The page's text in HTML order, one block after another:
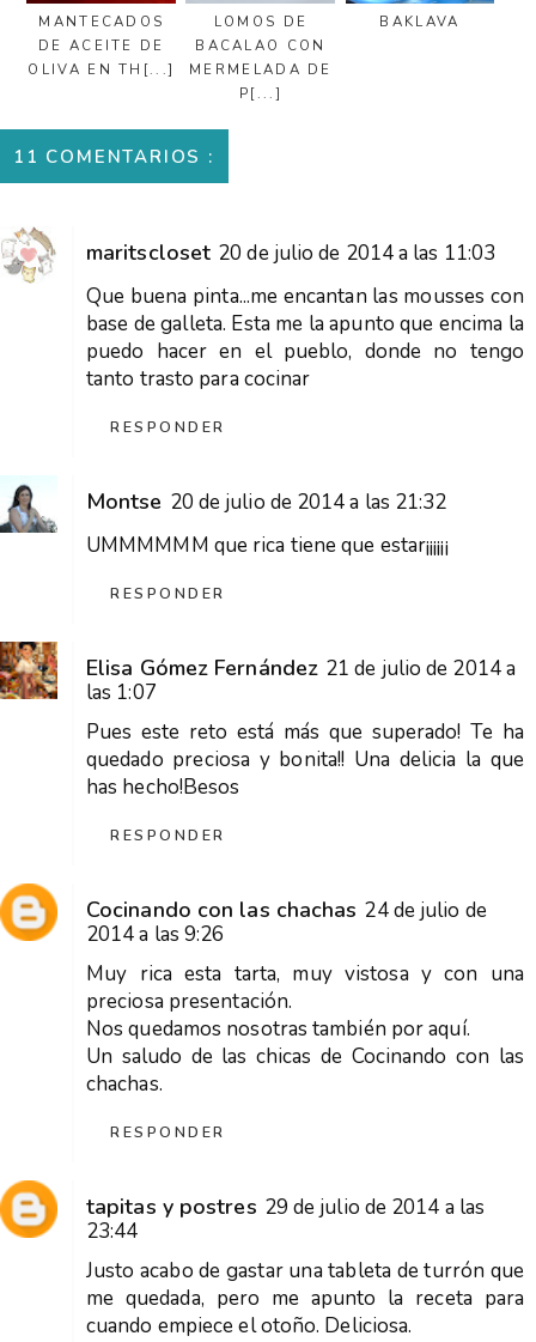
MANTECADOS
DE ACEITE DE
OLIVA EN TH[...]
LOMOS DE
BACALAO CON
MERMELADA DE
P[...]
BAKLAVA
11 COMENTARIOS :
maritscloset 20 de julio de 2014 a las 11:03
Que buena pinta...me encantan las mousses con
base de galleta. Esta me la apunto que encima la
puedo hacer en el pueblo, donde no tengo
tanto trasto para cocinar
RESPONDER
Montse 20 de julio de 2014 a las 21:32
UMMMMMM que rica tiene que estar¡¡¡¡¡¡
RESPONDER
Elisa Gómez Fernández 21 de julio de 2014 a
las 1:07
Pues este reto está más que superado! Te ha
quedado preciosa y bonita!! Una delicia la que
has hecho!Besos
RESPONDER
Cocinando con las chachas 24 de julio de
2014 a las 9:26
Muy rica esta tarta, muy vistosa y con una
preciosa presentación.
Nos quedamos nosotras también por aquí.
Un saludo de las chicas de Cocinando con las
chachas.
RESPONDER
tapitas y postres 29 de julio de 2014 a las
23:44
Justo acabo de gastar una tableta de turrón que
me quedada, pero me apunto la receta para
cuando empiece el otoño. Deliciosa.